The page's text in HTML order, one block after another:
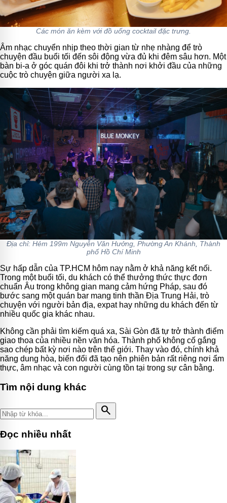
Các món ăn kèm với đồ uống cocktail đặc trưng.
Âm nhạc chuyển nhịp theo thời gian từ nhẹ nhàng để trò
chuyện đầu buổi tối đến sôi động vừa đủ khi đêm sâu hơn. Một
bàn bi-a ở góc quán đôi khi trở thành nơi khởi đầu của những
cuộc trò chuyện giữa người xa lạ.
Địa chỉ: Hẻm 199m Nguyễn Văn Hưởng, Phường An Khánh, Thành
phố Hồ Chí Minh
Sự hấp dẫn của TP.HCM hôm nay nằm ở khả năng kết nối.
Trong một buổi tối, du khách có thể thưởng thức thực đơn
chuẩn Âu trong không gian mang cảm hứng Pháp, sau đó
bước sang một quán bar mang tinh thần Địa Trung Hải, trò
chuyện với người bản địa, expat hay những du khách đến từ
nhiều quốc gia khác nhau.
Không cần phải tìm kiếm quá xa, Sài Gòn đã tự trở thành điểm
giao thoa của nhiều nền văn hóa. Thành phố không cố gắng
sao chép bất kỳ nơi nào trên thế giới. Thay vào đó, chính khả
năng dung hòa, biến đổi đã tạo nên phiên bản rất riêng nơi ẩm
thực, âm nhạc và con người cùng tồn tại trong sự cân bằng.
Tìm nội dung khác
search
Đọc nhiều nhất